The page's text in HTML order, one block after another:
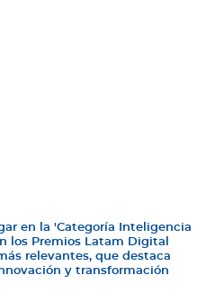
en la 'Categoría Inteligencia
los Premios Latam Digital
relevantes, que destaca
y transformación